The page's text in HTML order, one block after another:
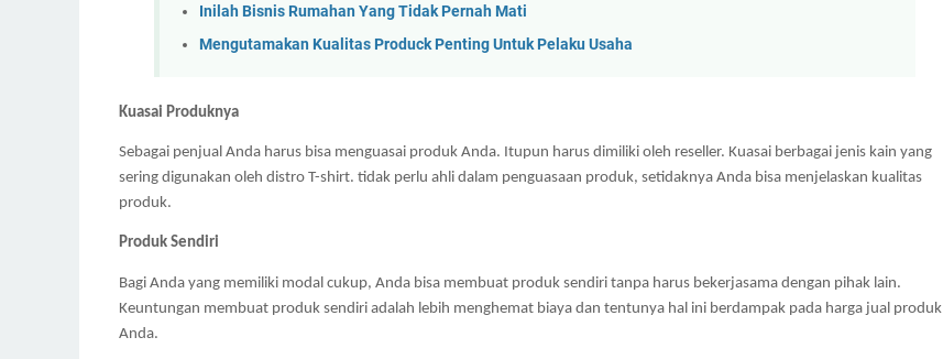
Inilah Bisnis Rumahan Yang Tidak Pernah Mati
Mengutamakan Kualitas Produck Penting Untuk Pelaku Usaha
Kuasai Produknya
Sebagai penjual Anda harus bisa menguasai produk Anda. Itupun harus dimiliki oleh reseller. Kuasai berbagai jenis kain yang
sering digunakan oleh distro T-shirt. tidak perlu ahli dalam penguasaan produk, setidaknya Anda bisa menjelaskan kualitas
produk.
Produk Sendiri
Bagi Anda yang memiliki modal cukup, Anda bisa membuat produk sendiri tanpa harus bekerjasama dengan pihak lain.
Keuntungan membuat produk sendiri adalah lebih menghemat biaya dan tentunya hal ini berdampak pada harga jual produk
Anda.